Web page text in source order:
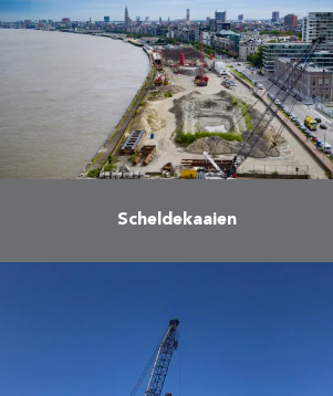
van het blokschip “Spanish
Prince”, een ex-cargoschip dat tot
zinken werd …
Meer
Scheldekaaien
Scheldekaaien heraanleggen. Over
een lengte van maar liefst zeven
kilometer worden de kaaien onder
handen …